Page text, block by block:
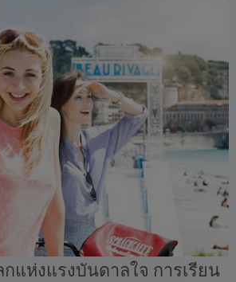
แห่งแรงบันดาลใจ การเรียน